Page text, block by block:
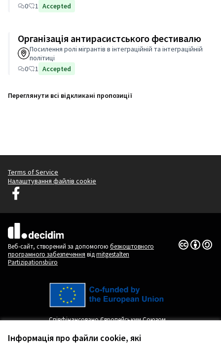
Інформація про файли cookie, які
0
1 Accepted
Організація антирасистського фестивалю
Посилення ролі мігрантів в інтеграційній та інтеграційній
політиці
0
1 Accepted
Переглянути всі відкликані пропозиції
Terms of Service
Налаштування файлів cookie
Децидим Любляна у Facebook
(Зовнішнє посилання)
Веб-сайт, створений за допомогою безкоштовного
програмного забезпечення відmitgestalten
Partizipationsbüro
Ліцензія
(Зовнішнє
Співфінансовано Європейським Союзом.
виключно думками автора(ів) і не